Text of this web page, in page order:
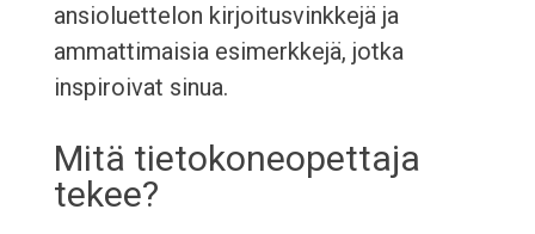
ansioluettelon kirjoitusvinkkejä ja
ammattimaisia esimerkkejä, jotka
inspiroivat sinua.
Mitä tietokoneopettaja
tekee?